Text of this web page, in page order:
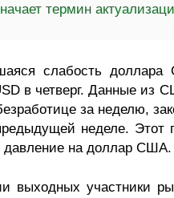
термин
слабость
в четверг. Данные из
за неделю,
неделе. Этот
давление на доллар США.
выходных участники